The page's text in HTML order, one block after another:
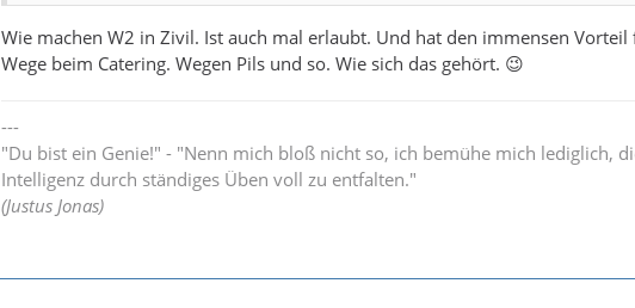
Wie machen W2 in Zivil. Ist auch mal erlaubt. Und hat den immensen
Wege beim Catering. Wegen Pils und so. Wie sich das gehört. 😉
---
"Du bist ein Genie!" - "Nenn mich bloß nicht so, ich bemühe mich lediglich,
Intelligenz durch ständiges Üben voll zu entfalten."
(Justus Jonas)